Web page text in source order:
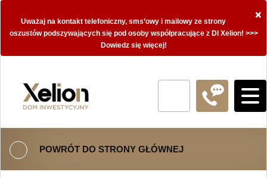
×
Uważaj na kontakt telefoniczny, sms’owy i mailowy ze strony
oszustów podszywających się pod osoby współpracujące z DI Xelion! >>>
Dowiedz się więcej!
POWRÓT DO STRONY GŁÓWNEJ